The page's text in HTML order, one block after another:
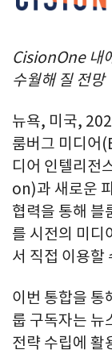
CisionOne 내
수월해 질 전망
뉴욕, 미국,
룸버그 미디어
디어 인텔리전
on)과 새로운
협력을 통해 블
를 시전의 미디
서 직접 이용할
이번 통합을 통
룹 구독자는 뉴
전략 수립에 활